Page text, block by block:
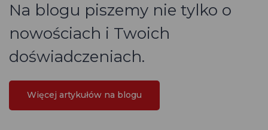
Na blogu piszemy nie tylko o
nowościach i Twoich
doświadczeniach.
Więcej artykułów na blogu